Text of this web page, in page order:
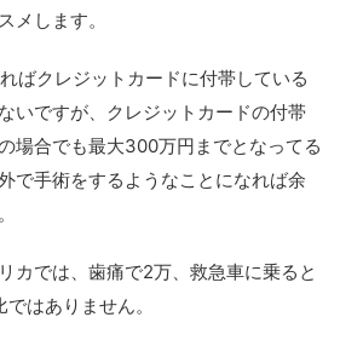
メします。
ばクレジットカードに付帯している
いですが、クレジットカードの付帯
場合でも最大300万円までとなってる
で手術をするようなことになれば余
カでは、歯痛で2万、救急車に乗ると
はありません。